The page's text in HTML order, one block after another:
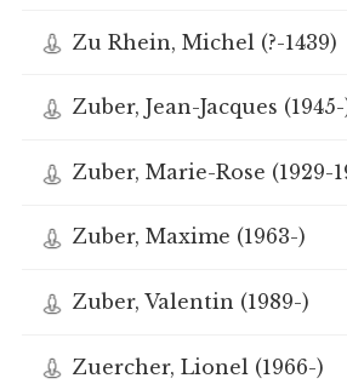
Zu Rhein, Michel (?-1439)
Zuber, Jean-Jacques
Zuber, Marie-Rose (1929-
Zuber, Maxime (1963-)
Zuber, Valentin (1989-)
Zuercher, Lionel (1966-)